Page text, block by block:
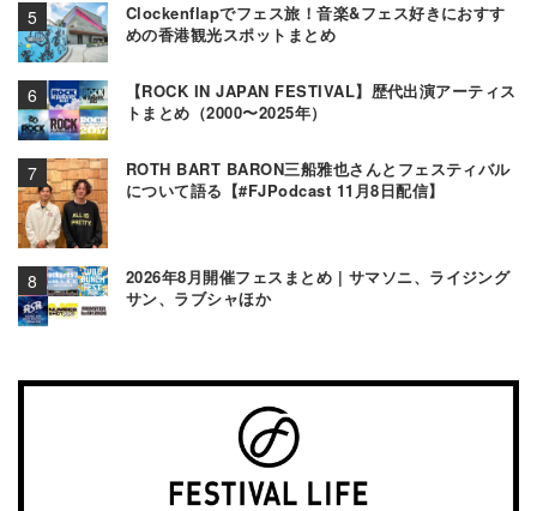
Clockenflapでフェス旅！音楽&フェス好きにおすす
めの香港観光スポットまとめ
【ROCK IN JAPAN FESTIVAL】歴代出演アーティス
トまとめ（2000〜2025年）
ROTH BART BARON三船雅也さんとフェスティバル
について語る【#FJPodcast 11月8日配信】
2026年8月開催フェスまとめ | サマソニ、ライジング
サン、ラブシャほか